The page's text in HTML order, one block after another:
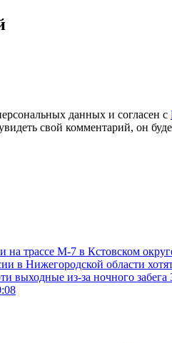
данных и согласен с
свой комментарий, он
на трассе М-7 в Кстовском
в Нижегородской области
выходные из-за ночного забега